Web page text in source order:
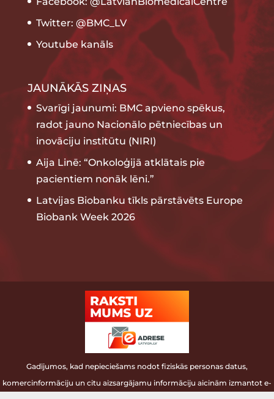
Twitter: @BMC_LV
Youtube kanāls
JAUNĀKĀS ZIŅAS
Svarīgi jaunumi: BMC apvieno spēkus,
radot jauno Nacionālo pētniecības un
inovāciju institūtu (NIRI)
Aija Linē: “Onkoloģijā atklātais pie
pacientiem nonāk lēni.”
Latvijas Biobanku tīkls pārstāvēts Europe
Biobank Week 2026
Gadījumos, kad nepieciešams nodot fiziskās personas datus,
komercinformāciju un citu aizsargājamu informāciju aicinām izmantot e-